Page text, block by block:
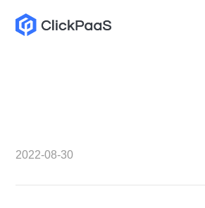
美团钱包
万亿级头部企业境外疫情
2022-08-30